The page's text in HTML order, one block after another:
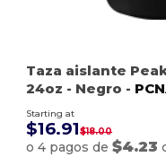
Taza aislante
24oz - Negro -
Starting at
$16.91$18.00
o 4 pagos de$4.23